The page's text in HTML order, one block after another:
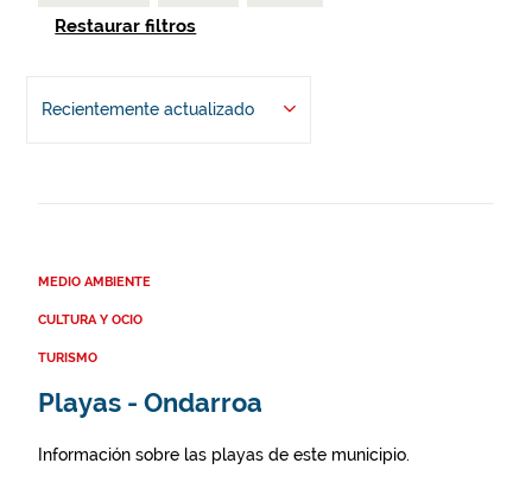
Restaurar filtros
Recientemente actualizado
MEDIO AMBIENTE
CULTURA Y OCIO
TURISMO
Playas - Ondarroa
Información sobre las playas de este municipio.